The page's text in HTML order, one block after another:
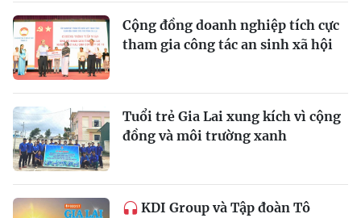
Cộng đồng doanh nghiệp tích cực
tham gia công tác an sinh xã hội
Tuổi trẻ Gia Lai xung kích vì cộng
đồng và môi trường xanh
KDI Group và Tập đoàn Tô